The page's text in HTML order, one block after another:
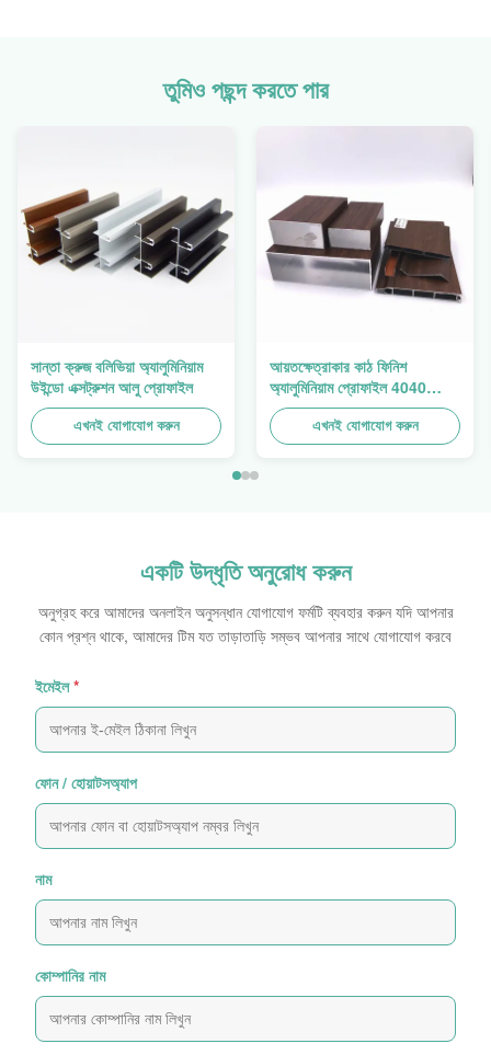
তুমিও পছন্দ করতে পার
সান্তা ক্রুজ বলিভিয়া অ্যালুমিনিয়াম
উইন্ডো এক্সট্রুশন আলু প্রোফাইল
এখনই যোগাযোগ করুন
আয়তক্ষেত্রাকার কাঠ ফিনিশ
অ্যালুমিনিয়াম প্রোফাইল 4040
অ্যালুমিনিয়াম এক্সট্রুশন প্রোফাইল
এখনই যোগাযোগ করুন
একটি উদ্ধৃতি অনুরোধ করুন
অনুগ্রহ করে আমাদের অনলাইন অনুসন্ধান যোগাযোগ ফর্মটি ব্যবহার করুন যদি আপনার
কোন প্রশ্ন থাকে, আমাদের টিম যত তাড়াতাড়ি সম্ভব আপনার সাথে যোগাযোগ করবে
ইমেইল *
ফোন / হোয়াটসঅ্যাপ
নাম
কোম্পানির নাম